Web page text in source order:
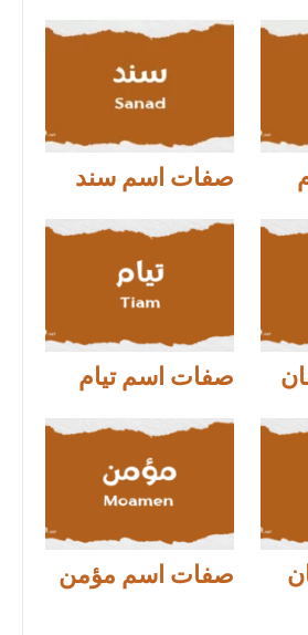
صفات اسم سند
صفات اسم تيام
صفات اسم مؤمن